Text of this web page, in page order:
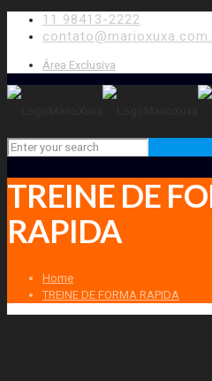
11 98413-2222
Área Exclusiva
TREINE DE
RAPIDA
Home
TREINE DE FORMA RAPIDA